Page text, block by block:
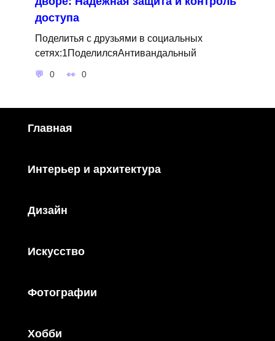
доступа
Поделитья с друзьями в социальных
сетях:1ПоделилсяАнтивандальный
0 0
Главная
Интерьер и архитектура
Дизайн
Искусство
Фотографии
Хобби